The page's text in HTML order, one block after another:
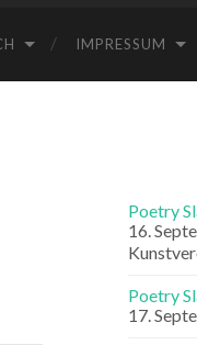
IMPRESSUM
Poetry
16.
Poetry
17.